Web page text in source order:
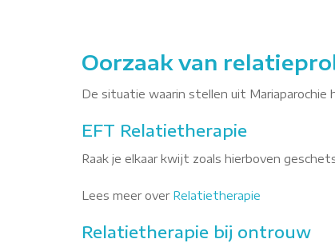
Oorzaak van
De situatie waarin stellen uit Mariaparochie
EFT Relatietherapie
Raak je elkaar kwijt zoals hierboven
Lees meer over Relatietherapie
Relatietherapie bij ontrouw